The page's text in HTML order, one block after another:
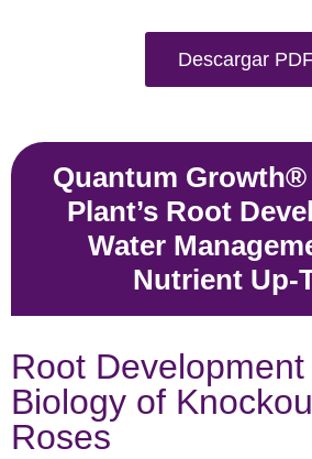
Descargar
Quantum
Plant’s Root
Water
Nutrient Up-
Root
Biology of
Roses